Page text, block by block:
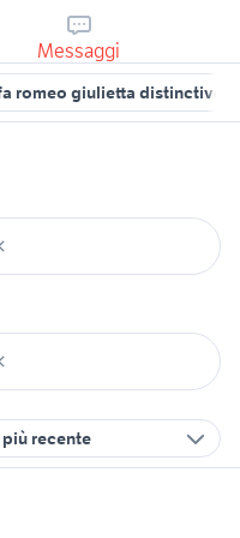
Messaggi
romeo giulietta distinctive
più recente